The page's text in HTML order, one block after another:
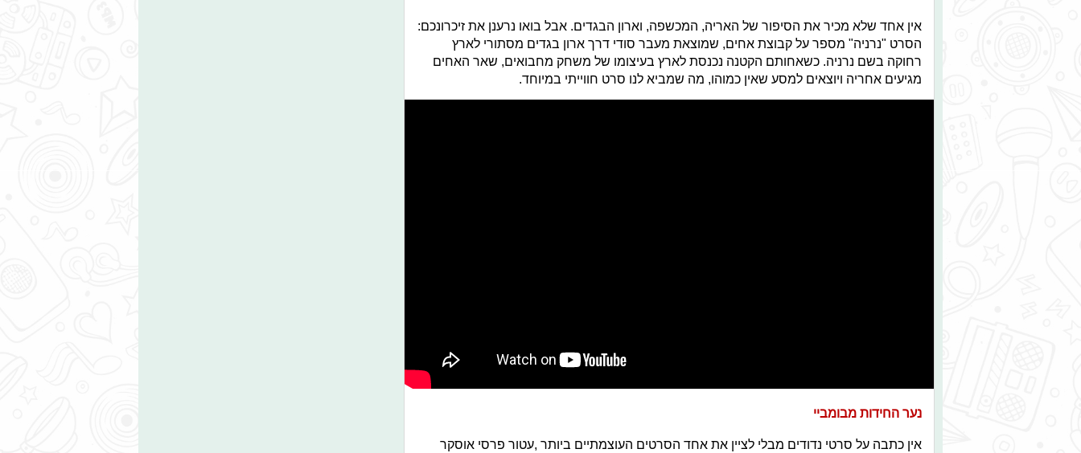
אין אחד שלא מכיר את הסיפור של האריה, המכשפה, וארון הבגדים. אבל בואו נרענן את זיכרונכם:
הסרט "נרניה" מספר על קבוצת אחים, שמוצאת מעבר סודי דרך ארון בגדים מסתורי לארץ
רחוקה בשם נרניה. כשאחותם הקטנה נכנסת לארץ בעיצומו של משחק מחבואים, שאר האחים
מגיעים אחריה ויוצאים למסע שאין כמוהו, מה שמביא לנו סרט חווייתי במיוחד.
נער החידות מבומביי
אין כתבה על סרטי נדודים מבלי לציין את אחד הסרטים העוצמתיים ביותר ,עטור פרסי אוסקר